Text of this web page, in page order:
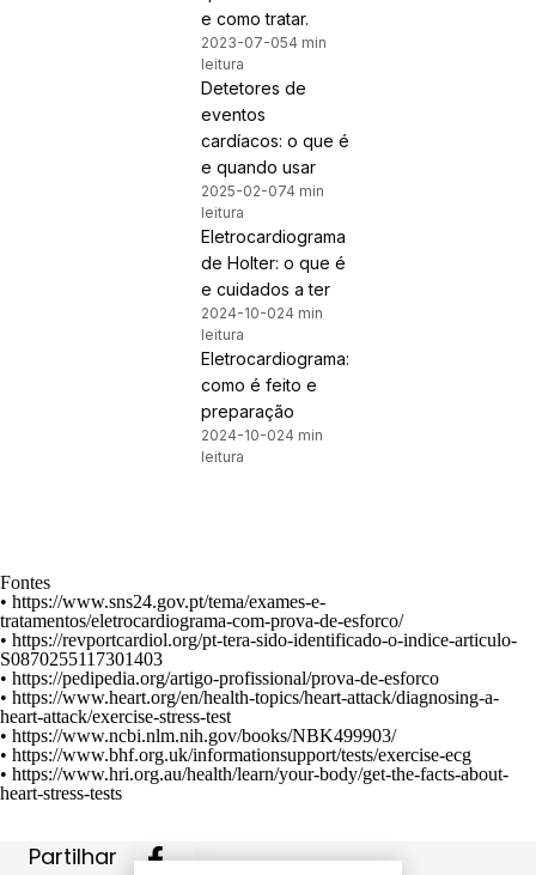
e como tratar.
2023-07-054 min
leitura
Detetores de
eventos
cardíacos: o que é
e quando usar
2025-02-074 min
leitura
Eletrocardiograma
de Holter: o que é
e cuidados a ter
2024-10-024 min
leitura
Eletrocardiograma:
como é feito e
preparação
2024-10-024 min
leitura
Fontes
• https://www.sns24.gov.pt/tema/exames-e-
tratamentos/eletrocardiograma-com-prova-de-esforco/
• https://revportcardiol.org/pt-tera-sido-identificado-o-indice-articulo-
S0870255117301403
• https://pedipedia.org/artigo-profissional/prova-de-esforco
• https://www.heart.org/en/health-topics/heart-attack/diagnosing-a-
heart-attack/exercise-stress-test
• https://www.ncbi.nlm.nih.gov/books/NBK499903/
• https://www.bhf.org.uk/informationsupport/tests/exercise-ecg
• https://www.hri.org.au/health/learn/your-body/get-the-facts-about-
heart-stress-tests
Partilhar